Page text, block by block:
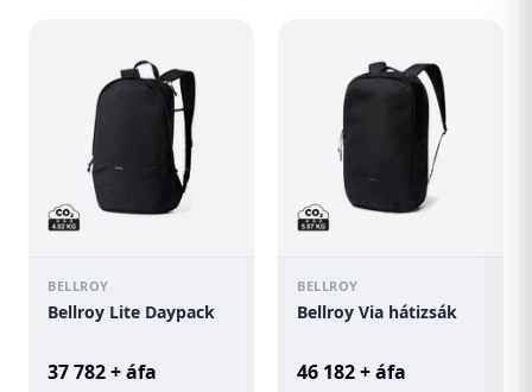
BELLROY
Bellroy Lite Daypack
37 782 + áfa
BELLROY
Bellroy Via hátizsák
46 182 + áfa